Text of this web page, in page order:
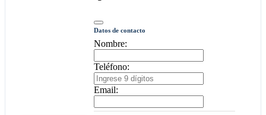
Datos de contacto
Nombre:
Teléfono:
Email: